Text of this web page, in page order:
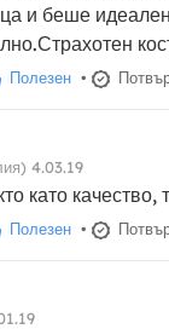
и беше
Полезен •
4.03.19
като качество,
Полезен •